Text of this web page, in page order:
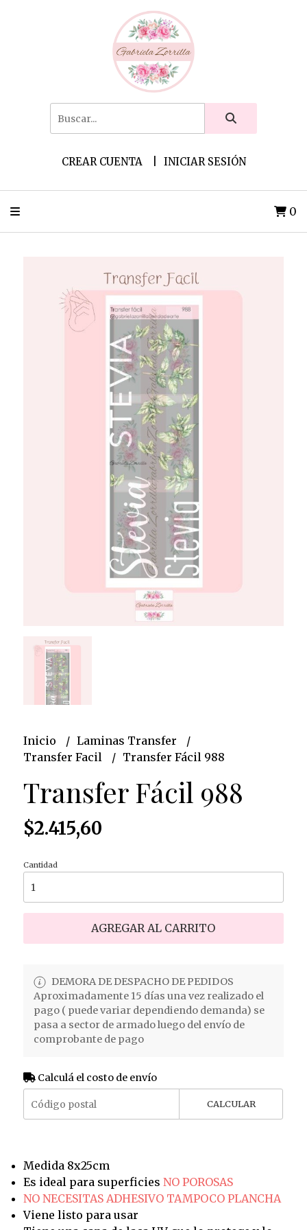
CREAR CUENTA INICIAR SESIÓN
0
Inicio
Laminas Transfer
Transfer Facil
Transfer Fácil 988
Transfer Fácil 988
$2.415,60
Cantidad
AGREGAR AL CARRITO
DEMORA DE DESPACHO DE PEDIDOS
Aproximadamente 15 días una vez realizado el
pago ( puede variar dependiendo demanda) se
pasa a sector de armado luego del envío de
comprobante de pago
Calculá el costo de envío
CALCULAR
Medida 8x25cm
Es ideal para superficies NO POROSAS
NO NECESITAS ADHESIVO TAMPOCO PLANCHA
Viene listo para usar